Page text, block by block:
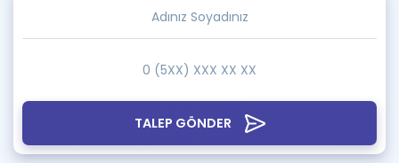
TALEP GÖNDER